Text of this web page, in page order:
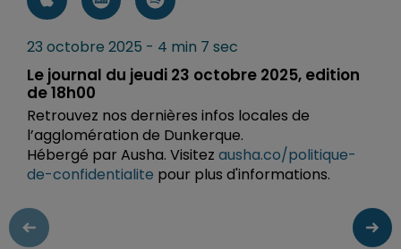
23 octobre 2025 - 4 min 7 sec
Le journal du jeudi 23 octobre 2025, edition
de 18h00
Retrouvez nos dernières infos locales de
l’agglomération de Dunkerque.
Hébergé par Ausha. Visitez ausha.co/politique-
de-confidentialite pour plus d'informations.